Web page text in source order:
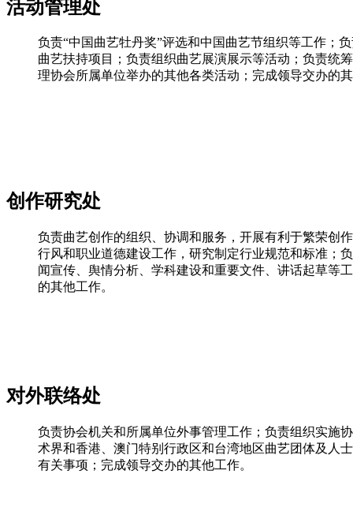
活动管理处
负责“中国曲艺牡丹奖”评选和中国曲艺节组织等工作；
曲艺扶持项目；负责组织曲艺展演展示等活动；负责统
理协会所属单位举办的其他各类活动；完成领导交办的
创作研究处
负责曲艺创作的组织、协调和服务，开展有利于繁荣创
行风和职业道德建设工作，研究制定行业规范和标准；
闻宣传、舆情分析、学科建设和重要文件、讲话起草等
的其他工作。
对外联络处
负责协会机关和所属单位外事管理工作；负责组织实施
术界和香港、澳门特别行政区和台湾地区曲艺团体及人
有关事项；完成领导交办的其他工作。